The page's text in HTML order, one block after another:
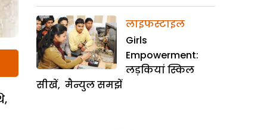
लाइफस्टाइल
Girls
Empowerment:
लड़कियां स्किल
सीखें, मैन्युल समझें